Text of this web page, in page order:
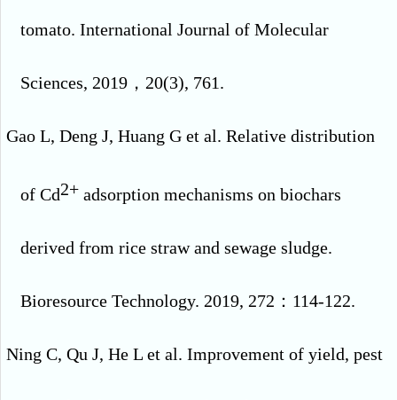
tomato. International Journal of Molecular
Sciences, 2019 ， 20(3), 761.
Gao L, Deng J, Huang G et al. Relative distribution
of Cd2+ adsorption mechanisms on biochars
derived from rice straw and sewage sludge.
Bioresource Technology. 2019, 272 ： 114-122.
Ning C, Qu J, He L et al. Improvement of yield, pest